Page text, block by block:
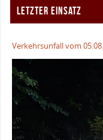
LETZTER EINSATZ
Verkehrsunfall vom